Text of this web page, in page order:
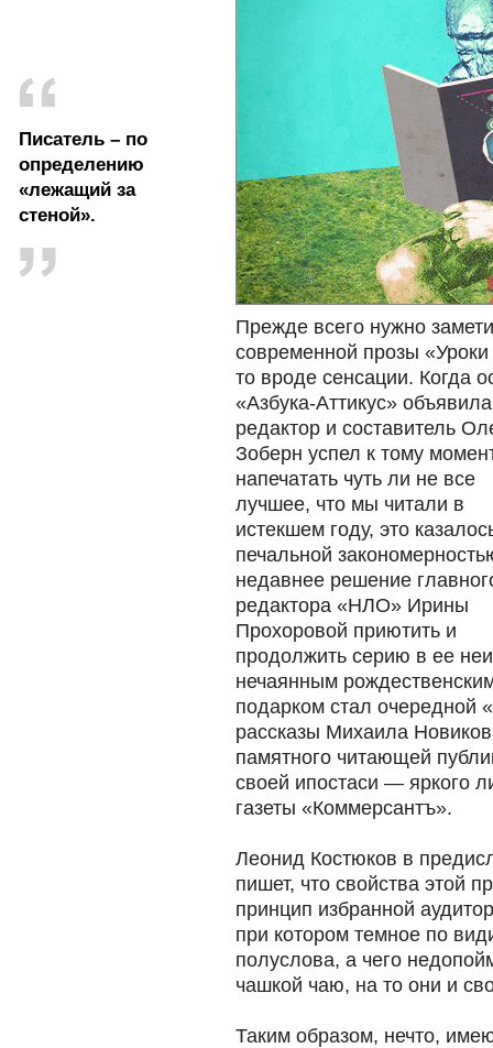
Писатель – по
определению
«лежащий за
стеной».
Прежде всего нужно
современной прозы
то вроде сенсации. Когда
«Азбука-Аттикус»
редактор и составитель
Зоберн успел к тому
напечатать чуть ли не все
лучшее, что мы читали в
истекшем году, это
печальной
недавнее решение
редактора «НЛО» Ирины
Прохоровой приютить и
продолжить серию в ее
нечаянным
подарком стал очередной
рассказы Михаила
памятного читающей
своей ипостаси — яркого
газеты «Коммерсантъ».
Леонид Костюков в
пишет, что свойства этой
принцип избранной
при котором темное по
полуслова, а чего
чашкой чаю, на то они и
Таким образом, нечто,